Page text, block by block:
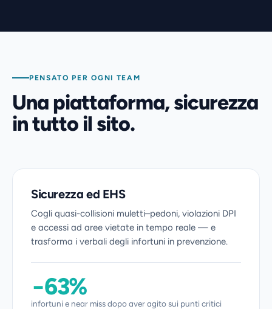
PENSATO PER OGNI TEAM
Una piattaforma, sicurezza
in tutto il sito.
Sicurezza ed EHS
Cogli quasi-collisioni muletti–pedoni, violazioni DPI
e accessi ad aree vietate in tempo reale — e
trasforma i verbali degli infortuni in prevenzione.
−63%
infortuni e near miss dopo aver agito sui punti critici